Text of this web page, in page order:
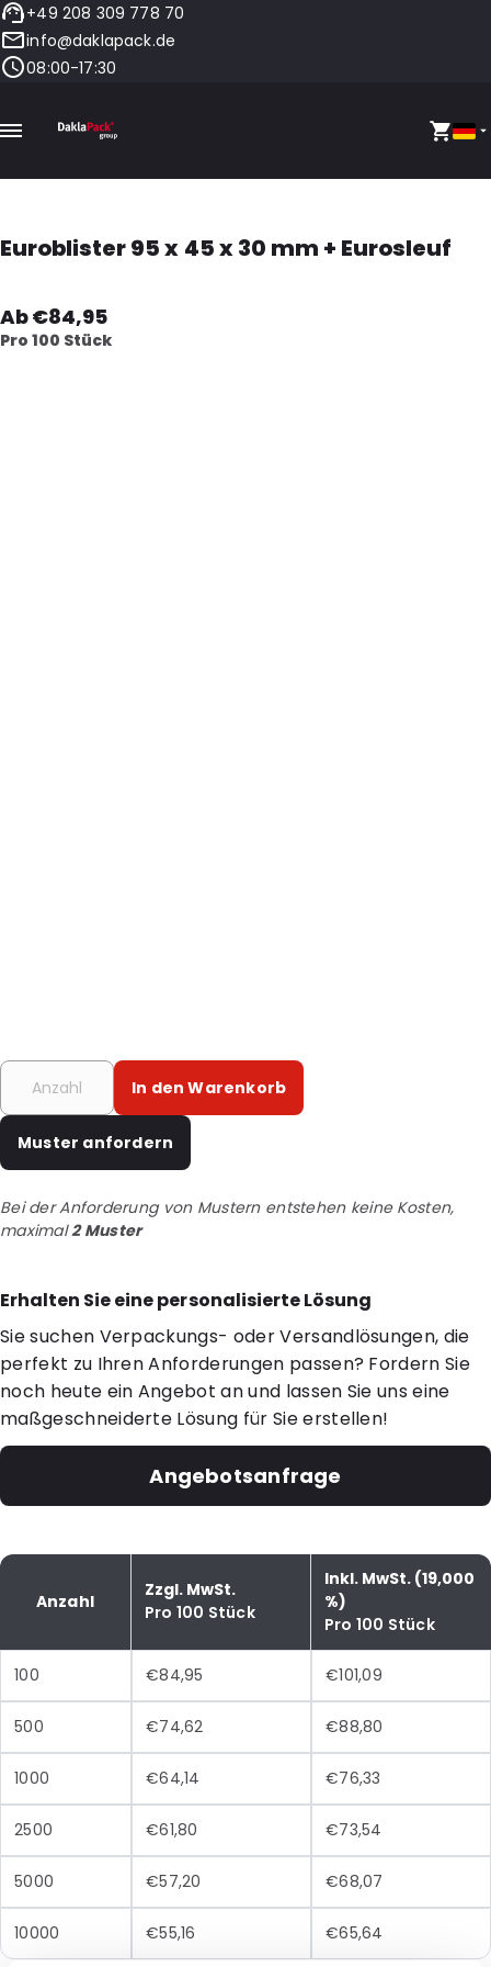
+49 208 309 778 70
info@daklapack.de
08:00-17:30
Euroblister 95 x 45 x 30 mm + Eurosleuf
Ab €84,95
Pro 100 Stück
In den Warenkorb
Muster anfordern
Bei der Anforderung von Mustern entstehen keine Kosten,
maximal2 Muster
Erhalten Sie eine personalisierte Lösung
Sie suchen Verpackungs- oder Versandlösungen, die
perfekt zu Ihren Anforderungen passen? Fordern Sie
noch heute ein Angebot an und lassen Sie uns eine
maßgeschneiderte Lösung für Sie erstellen!
Angebotsanfrage
Anzahl
Zzgl. MwSt.
Pro 100 Stück
Inkl. MwSt. (19,000
%)
Pro 100 Stück
100 €84,95 €101,09
500 €74,62 €88,80
1000 €64,14 €76,33
2500 €61,80 €73,54
5000 €57,20 €68,07
10000 €55,16 €65,64